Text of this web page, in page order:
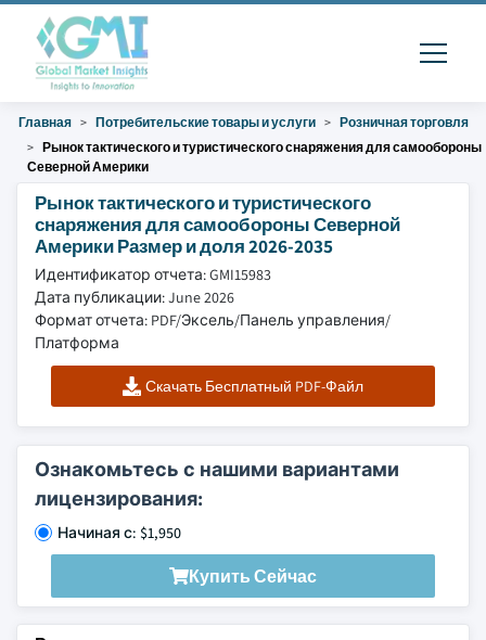
Главная Потребительские товары и услуги
Розничная торговля
Рынок тактического и туристического снаряжения для самообороны
Северной Америки
Рынок тактического и туристического
снаряжения для самообороны Северной
Америки Размер и доля 2026-2035
Идентификатор отчета: GMI15983
Дата публикации: June 2026
Формат отчета: PDF/Эксель/Панель управления/
Платформа
Скачать Бесплатный PDF-Файл
Ознакомьтесь с нашими вариантами
лицензирования:
Начиная с: $1,950
Купить Сейчас